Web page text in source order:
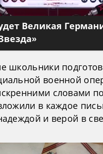
Великая
школьники
военной
словами
в каждое
и верой в